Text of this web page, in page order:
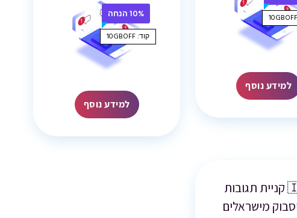
למידע נוסף
10% הנחה
קוד: 10GBOFF
למידע נוסף
🇮🇱 קניית תגובות
מישראלים